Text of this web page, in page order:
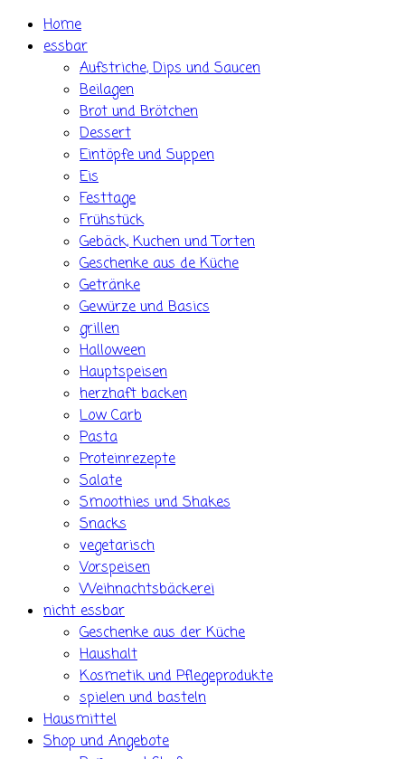
Skip Home
essbar
Aufstriche, Dips und Saucen
Beilagen
Brot und Brötchen
Dessert
Eintöpfe und Suppen
Eis
Festtage
Frühstück
Gebäck, Kuchen und Torten
Geschenke aus de Küche
Getränke
Gewürze und Basics
grillen
Halloween
Hauptspeisen
herzhaft backen
Low Carb
Pasta
Proteinrezepte
Salate
Smoothies und Shakes
Snacks
vegetarisch
Vorspeisen
Weihnachtsbäckerei
nicht essbar
Geschenke aus der Küche
Haushalt
Kosmetik und Pflegeprodukte
spielen und basteln
Hausmittel
Shop und Angebote